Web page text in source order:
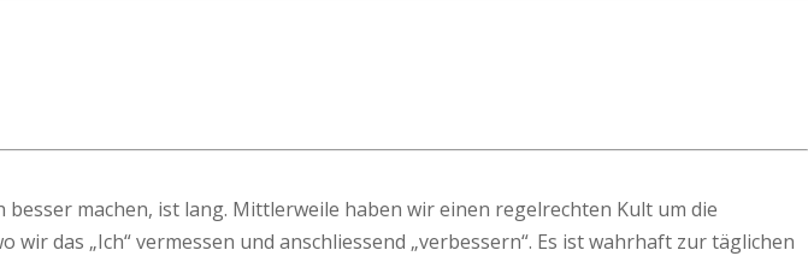
machen, ist lang. Mittlerweile haben wir einen regelrechten Kult um die
das „Ich“ vermessen und anschliessend „verbessern“. Es ist wahrhaft zur täglichen